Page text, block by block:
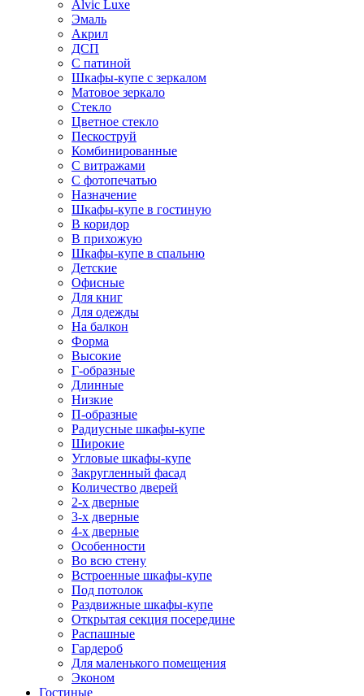
Alvic Luxe
Эмаль
Акрил
ДСП
С патиной
Шкафы-купе с зеркалом
Матовое зеркало
Стекло
Цветное стекло
Пескоструй
Комбинированные
С витражами
С фотопечатью
Назначение
Шкафы-купе в гостиную
В коридор
В прихожую
Шкафы-купе в спальню
Детские
Офисные
Для книг
Для одежды
На балкон
Форма
Высокие
Г-образные
Длинные
Низкие
П-образные
Радиусные шкафы-купе
Широкие
Угловые шкафы-купе
Закругленный фасад
Количество дверей
2-х дверные
3-х дверные
4-х дверные
Особенности
Во всю стену
Встроенные шкафы-купе
Под потолок
Раздвижные шкафы-купе
Открытая секция посередине
Распашные
Гардероб
Для маленького помещения
Эконом
Гостиные